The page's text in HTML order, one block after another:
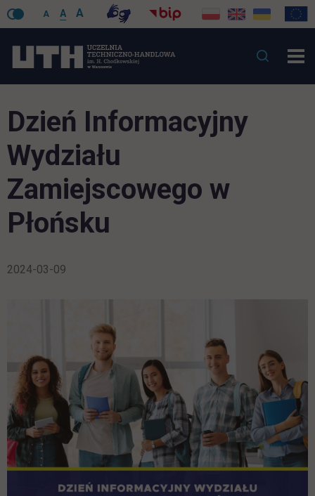
A A A
Dzień Informacyjny
Wydziału
Zamiejscowego w
Płońsku
2024-03-09